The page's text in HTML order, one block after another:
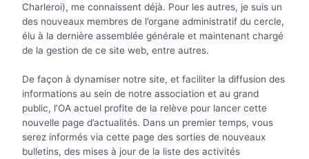
Charleroi), me connaissent déjà. Pour les autres, je suis un
des nouveaux membres de l’organe administratif du cercle,
élu à la dernière assemblée générale et maintenant chargé
de la gestion de ce site web, entre autres.
De façon à dynamiser notre site, et faciliter la diffusion des
informations au sein de notre association et au grand
public, l’OA actuel profite de la relève pour lancer cette
nouvelle page d’actualités. Dans un premier temps, vous
serez informés via cette page des sorties de nouveaux
bulletins, des mises à jour de la liste des activités